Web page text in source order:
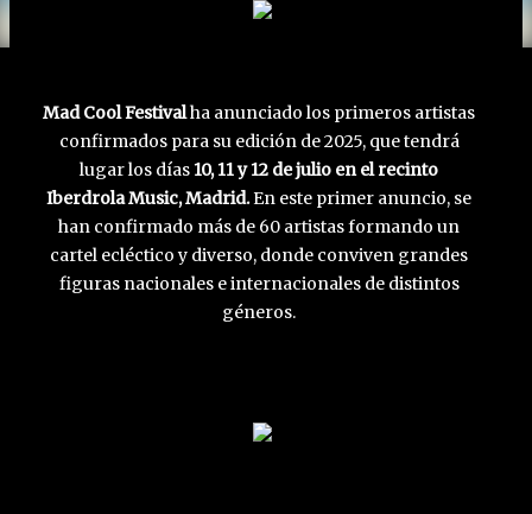
Mad Cool Festivalha anunciado los primeros artistas
confirmados para su edición de 2025, que tendrá
lugar los días10, 11 y 12 de julio en el recinto
Iberdrola Music, Madrid.En este primer anuncio, se
han confirmado más de 60 artistas formando un
cartel ecléctico y diverso, donde conviven grandes
figuras nacionales e internacionales de distintos
géneros.